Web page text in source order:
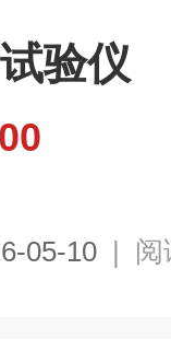
验仪
05-10 | 阅